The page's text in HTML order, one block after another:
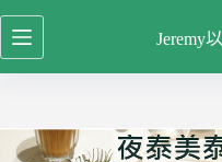
跳
至
Jeremy